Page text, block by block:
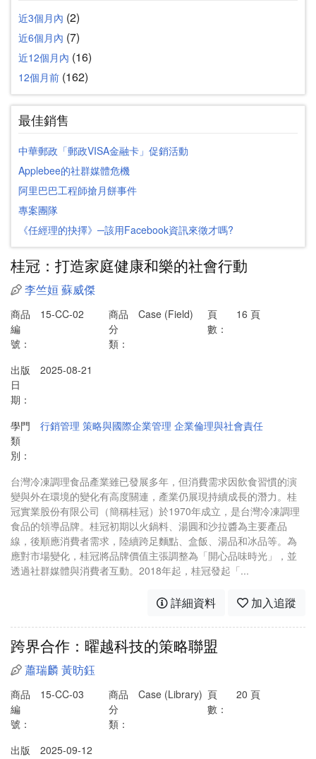
近3個月內 (2)
近6個月內 (7)
近12個月內 (16)
12個月前 (162)
最佳銷售
中華郵政「郵政VISA金融卡」促銷活動
Applebee的社群媒體危機
阿里巴巴工程師搶月餅事件
專案團隊
《任經理的抉擇》─該用Facebook資訊來徵才嗎?
桂冠：打造家庭健康和樂的社會行動
李竺姮 蘇威傑
商品
編
號：
15-CC-02
商品
分
類：
Case (Field)
頁
數：
16 頁
出版
日
期：
2025-08-21
學門
類
別：
行銷管理 策略與國際企業管理 企業倫理與社會責任
台灣冷凍調理食品產業雖已發展多年，但消費需求因飲食習慣的演
變與外在環境的變化有高度關連，產業仍展現持續成長的潛力。桂
冠實業股份有限公司（簡稱桂冠）於1970年成立，是台灣冷凍調理
食品的領導品牌。桂冠初期以火鍋料、湯圓和沙拉醬為主要產品
線，後順應消費者需求，陸續跨足麵點、盒飯、湯品和冰品等。為
應對市場變化，桂冠將品牌價值主張調整為「開心品味時光」，並
透過社群媒體與消費者互動。2018年起，桂冠發起「...
詳細資料 加入追蹤
跨界合作：曜越科技的策略聯盟
蕭瑞麟黃昉鈺
商品
編
號：
15-CC-03
商品
分
類：
Case (Library) 頁
數：
20 頁
出版
2025-09-12